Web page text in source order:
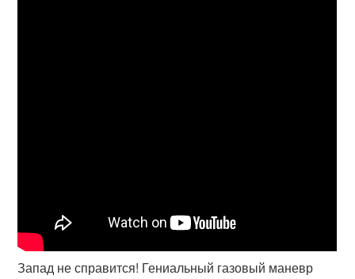
Запад не справится! Гениальный газовый маневр